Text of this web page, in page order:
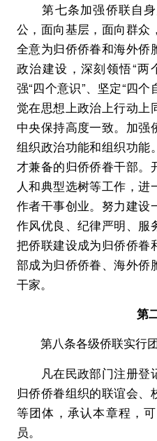
第七条加强侨联自身
公，面向基层，面向群众
全意为归侨侨眷和海外侨
政治建设，深刻领悟“两
强“四个意识”、坚定“四个
觉在思想上政治上行动上
中央保持高度一致。加强
组织政治功能和组织功能
才兼备的归侨侨眷干部。
人和典型选树等工作，进
作者干事创业。努力建设
作风优良、纪律严明、服
把侨联建设成为归侨侨眷
部成为归侨侨眷、海外侨
干家。
第
第八条各级侨联实行团
凡在民政部门注册登
归侨侨眷组织的联谊会、
等团体，承认本章程，
员。